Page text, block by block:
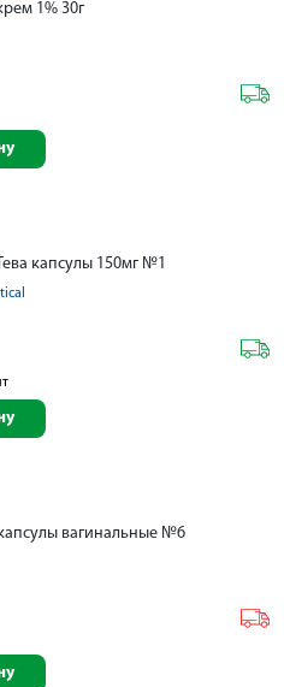
1% 30г
капсулы 150мг №1
вагинальные №6